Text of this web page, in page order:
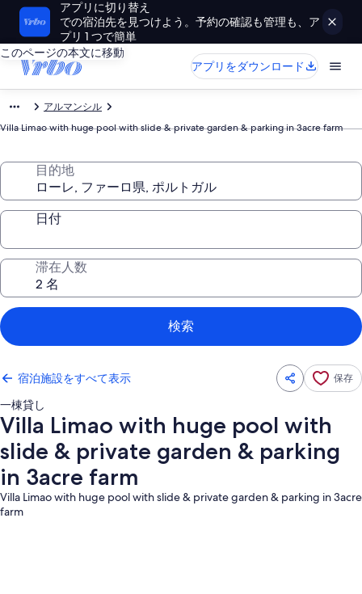
アプリに切り替え
での宿泊先を見つけよう。予約の確認も管理も、ア
プリ 1 つで簡単
このページの本文に移動
アプリをダウンロード
アルマンシル
Villa Limao with huge pool with slide & private garden & parking in 3acre farm
目的地
日付
滞在人数
検索
宿泊施設をすべて表示 保存
一棟貸し
Villa Limao with huge pool with
slide & private garden & parking
in 3acre farm
Villa Limao with huge pool with slide & private garden & parking in 3acre
farm